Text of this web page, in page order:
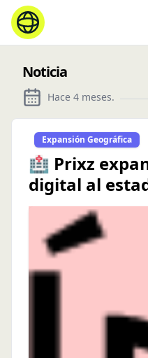
Noticia
Hace 4 meses.
Expansión Geográfica
🏥 Prixz
digital al